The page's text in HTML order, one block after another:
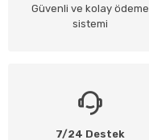
Güvenli ve kolay ödeme
sistemi
7/24 Destek